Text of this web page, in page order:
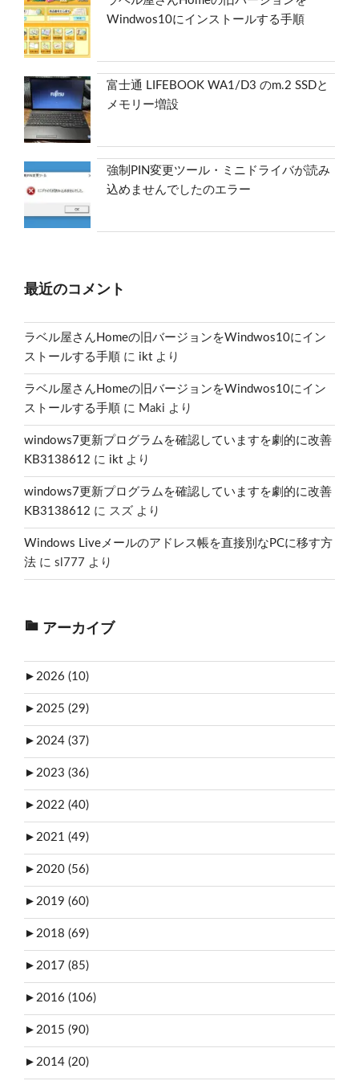
Windwos10にインストールする手順
富士通 LIFEBOOK WA1/D3 のm.2 SSDと
メモリー増設
強制PIN変更ツール・ミニドライバが読み
込めませんでしたのエラー
最近のコメント
ラベル屋さんHomeの旧バージョンをWindwos10にイン
ストールする手順 に ikt より
ラベル屋さんHomeの旧バージョンをWindwos10にイン
ストールする手順 に Maki より
windows7更新プログラムを確認していますを劇的に改善
KB3138612 に ikt より
windows7更新プログラムを確認していますを劇的に改善
KB3138612 に スズ より
Windows Liveメールのアドレス帳を直接別なPCに移す方
法 に sl777 より
アーカイブ
► 2026 (10)
► 2025 (29)
► 2024 (37)
► 2023 (36)
► 2022 (40)
► 2021 (49)
► 2020 (56)
► 2019 (60)
► 2018 (69)
► 2017 (85)
► 2016 (106)
► 2015 (90)
► 2014 (20)